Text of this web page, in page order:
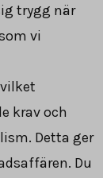
trygg när
vi
krav och
Detta ger
Du